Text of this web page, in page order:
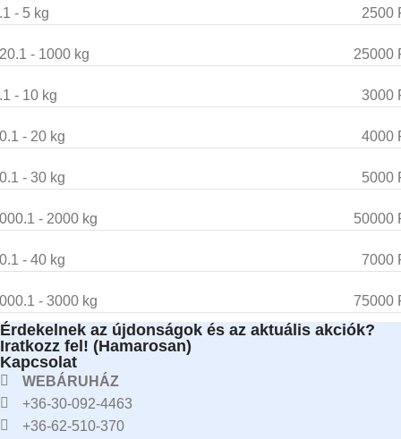
- 5 kg 2500
- 1000 kg 25000
- 10 kg 3000
- 20 kg 4000
- 30 kg 5000
- 2000 kg 50000
- 40 kg 7000
- 3000 kg 75000
Érdekelnek az újdonságok és az aktuális akciók?
Iratkozz fel! (Hamarosan)
Kapcsolat
WEBÁRUHÁZ
+36-30-092-4463
+36-62-510-370